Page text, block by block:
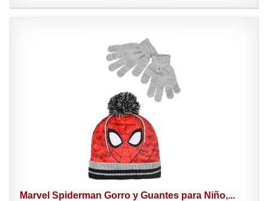
Marvel Spiderman Gorro y Guantes para Niño,...